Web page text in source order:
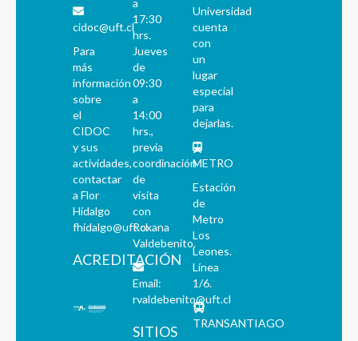
cidoc@uft.cl
Para
más
información
sobre
el
CIDOC
y sus
actividades,
contactar
a Flor
Hidalgo
fhidalgo@uft.cl
ACREDITACIÓN
a
17:30
hrs.
Jueves
de
09:30
a
14:00
hrs.,
previa
coordinación
de
visita
con
Roxana
Valdebenito.
Email:
rvaldebenito@uft.cl
SITIOS
Universidad
cuenta
con
un
lugar
especial
para
dejarlas.
METRO
Estación
de
Metro
Los
Leones.
Línea
1/6.
TRANSANTIAGO